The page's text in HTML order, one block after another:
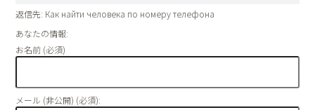
返信先: Как найти человека по номеру телефона
あなたの情報:
お名前 (必須)
メール (非公開) (必須):